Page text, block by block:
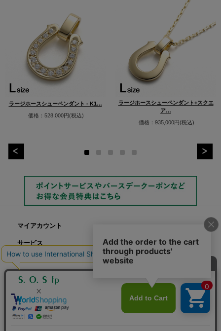
ラージホースシューペンダント - K1…
価格：528,000円(税込)
ラージホースシューペンダント+スクエ
ア…
価格：935,000円(税込)
マイアカウント
サービス